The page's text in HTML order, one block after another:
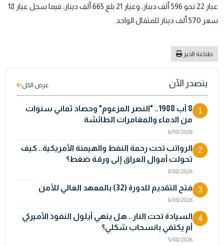
عيار 22 نحو 596 ألف دينار، وعيار 21 بلغ 665 ألف دينار، فيما سجل عيار 18
سعر 570 ألف دينار للمثقال الواحد.
طباعة الخبر
يتصدر الآن عرض الكل
1
8 آب 1988.. "النصر المزعوم" وحصاد ثماني سنوات
من الدماء والمغامرات الطائشة
6/08/2026
2
الرواتب تحت رحمة النفط والهيمنة الأمريكية.. كيف
تحولت أموال العراق إلى ورقة ضغط؟
8/08/2026
3 فتح التقديم للدورة (32) بالمعهد العالي للأمن
6/08/2026
4
السيادة تحت النار.. هل ينهي أيلول النفوذ الأميركي
أم يكتفي بانسحاب شكلي؟
5/08/2026